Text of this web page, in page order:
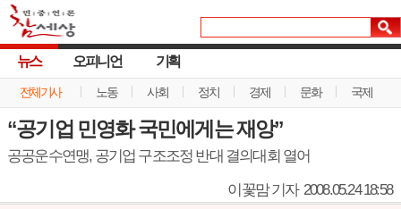
뉴스
전체기사 노동 사회 정치 경제 문화 국제
오피니언 기획
“공기업 민영화 국민에게는 재앙”
공공운수연맹, 공기업 구조조정 반대 결의대회 열어
이꽃맘 기자 2008.05.24 18:58